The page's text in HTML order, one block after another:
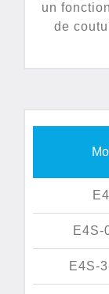
un
de
E4S-
E4S-